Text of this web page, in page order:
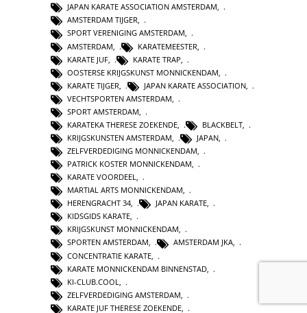
JAPAN KARATE ASSOCIATION AMSTERDAM,
AMSTERDAM TIJGER,
SPORT VERENIGING AMSTERDAM,
AMSTERDAM
KARATEMEESTER
KARATE JUF
KARATE TRAP
OOSTERSE KRIJGSKUNST MONNICKENDAM
KARATE TIJGER
JAPAN KARATE ASSOCIATION
VECHTSPORTEN AMSTERDAM
SPORT AMSTERDAM
KARATEKA THERESE ZOEKENDE
BLACKBELT
KRIJGSKUNSTEN AMSTERDAM
JAPAN
ZELFVERDEDIGING MONNICKENDAM,
PATRICK KOSTER MONNICKENDAM,
KARATE VOORDEEL,
MARTIAL ARTS MONNICKENDAM,
HERENGRACHT 34, JAPAN KARATE,
KIDSGIDS KARATE,
KRIJGSKUNST MONNICKENDAM,
SPORTEN AMSTERDAM, AMSTERDAM JKA,
CONCENTRATIE KARATE
KARATE MONNICKENDAM BINNENSTAD
KI-CLUB.COOL
ZELFVERDEDIGING AMSTERDAM
KARATE JUF THERESE ZOEKENDE